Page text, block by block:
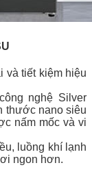
và tiết kiệm hiệu
nghệ Silver
thước nano siêu
nấm mốc và vi
luồng khí lạnh
ngon hơn.